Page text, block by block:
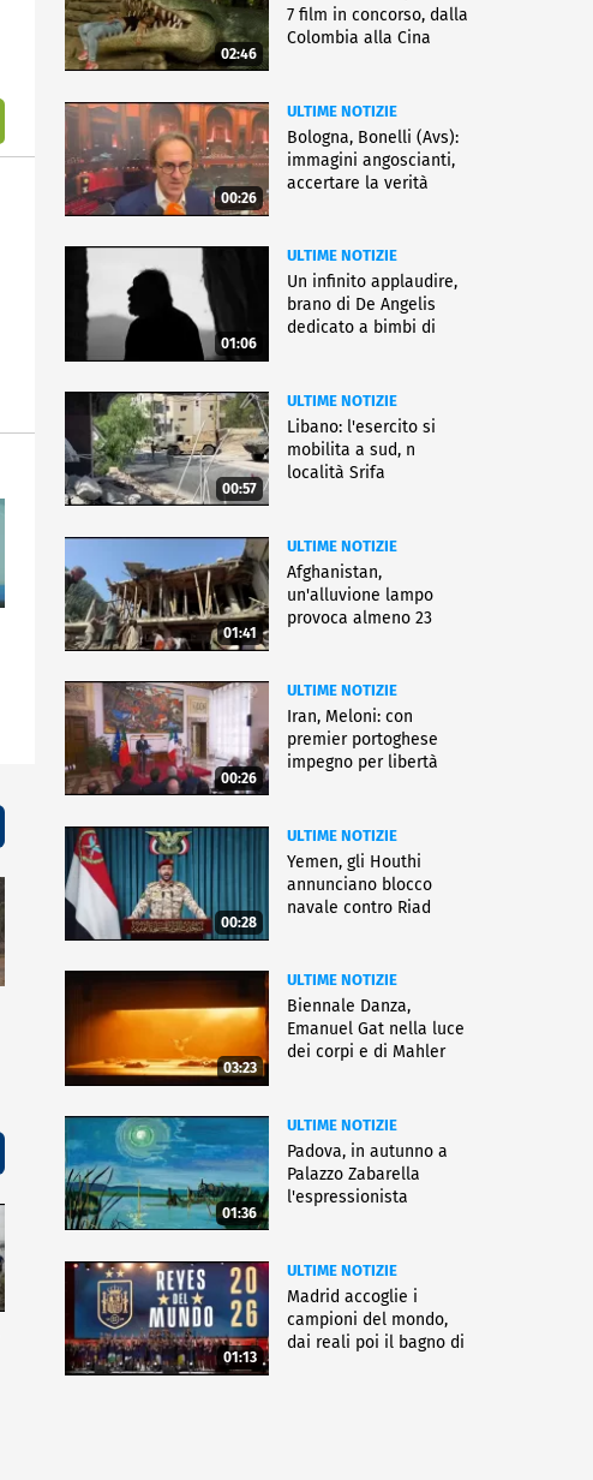
02:46
7 film in concorso, dalla
Colombia alla Cina
00:26
ULTIME NOTIZIE
Bologna, Bonelli (Avs):
immagini angoscianti,
accertare la verità
01:06
ULTIME NOTIZIE
Un infinito applaudire,
brano di De Angelis
dedicato a bimbi di
00:57
ULTIME NOTIZIE
Libano: l'esercito si
mobilita a sud, n
località Srifa
01:41
ULTIME NOTIZIE
Afghanistan,
un'alluvione lampo
provoca almeno 23
00:26
ULTIME NOTIZIE
Iran, Meloni: con
premier portoghese
impegno per libertà
00:28
ULTIME NOTIZIE
Yemen, gli Houthi
annunciano blocco
navale contro Riad
03:23
ULTIME NOTIZIE
Biennale Danza,
Emanuel Gat nella luce
dei corpi e di Mahler
01:36
ULTIME NOTIZIE
Padova, in autunno a
Palazzo Zabarella
l'espressionista
01:13
ULTIME NOTIZIE
Madrid accoglie i
campioni del mondo,
dai reali poi il bagno di